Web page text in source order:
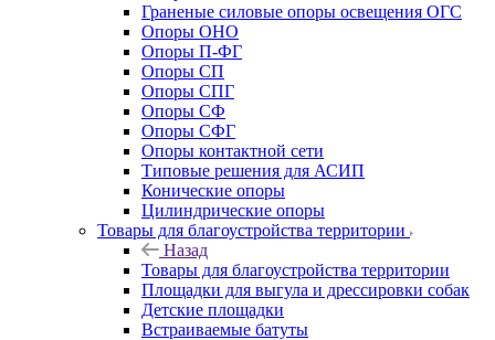
Граненые силовые опоры освещения ОГС
Опоры ОНО
Опоры П-ФГ
Опоры СП
Опоры СПГ
Опоры СФ
Опоры СФГ
Опоры контактной сети
Типовые решения для АСИП
Конические опоры
Цилиндрические опоры
Товары для благоустройства территории
Назад
Товары для благоустройства территории
Площадки для выгула и дрессировки собак
Детские площадки
Встраиваемые батуты